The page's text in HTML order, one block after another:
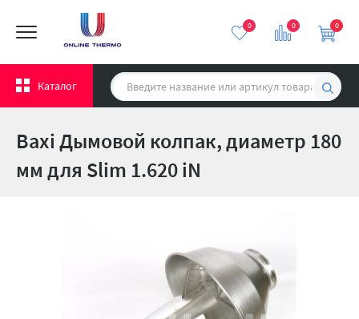
0 0
Каталог
0
Baxi Дымовой колпак, диаметр 180
мм для Slim 1.620 iN